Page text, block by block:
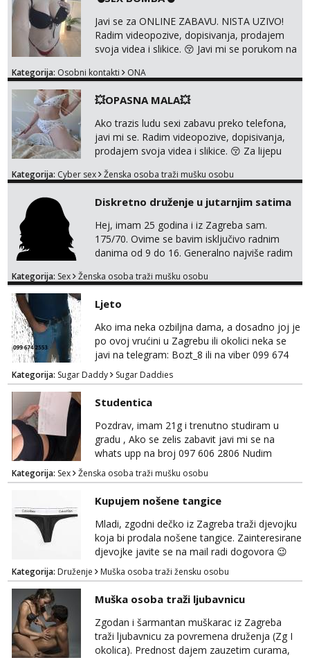
Javi se za ONLINE ZABAVU. NISTA UZIVO!
Radim videopozive, dopisivanja, prodajem
svoja videa i slikice. 😚 Javi mi se porukom na
0045
Kategorija: Osobni kontakti ONA
💥OPASNA MALA💥
Ako trazis ludu sexi zabavu preko telefona,
javi mi se. Radim videopozive, dopisivanja,
prodajem svoja videa i slikice. 😚 Za lijepu
Viber ili Telegram. +385 91 723 0045
Kategorija: Cyber sex Ženska osoba traži mušku osobu
Diskretno druženje u jutarnjim satima
Hej, imam 25 godina i iz Zagreba sam.
175/70. Ovime se bavim isključivo radnim
danima od 9 do 16. Generalno najviše radim
druženja u diskreciji, vjerovatno ćemo si
također, nisam zainteresirana za one and
done susrete. Ako se nalaziš u ovome, javi
mi se na WhatsApp sa nečime o sebi i tome
što voliš seksualno za daljnji d...
Kategorija: Sex Ženska osoba traži mušku osobu
Ljeto
Ako ima neka ozbiljna dama, a dosadno joj je
po ovoj vrućini u Zagrebu ili okolici neka se
javi na telegram: Bozt_8 ili na viber 099 674
2553.
Kategorija: Sugar Daddy Sugar Daddies
Studentica
Pozdrav, imam 21g i trenutno studiram u
gradu , Ako se zelis zabavit javi mi se na
whats upp na broj 097 606 2806 Nudim
razme vrste zabave uzivo i online
Kategorija: Sex Ženska osoba traži mušku osobu
Kupujem nošene tangice
Mladi, zgodni dečko iz Zagreba traži djevojku
koja bi prodala nošene tangice. Zainteresirane
djevojke javite se na mail radi dogovora 😉
Kategorija: Druženje Muška osoba traži žensku osobu
Muška osoba traži ljubavnicu
Zgodan i šarmantan muškarac iz Zagreba
traži ljubavnicu za povremena druženja (Zg I
okolica). Prednost dajem zauzetim curama,